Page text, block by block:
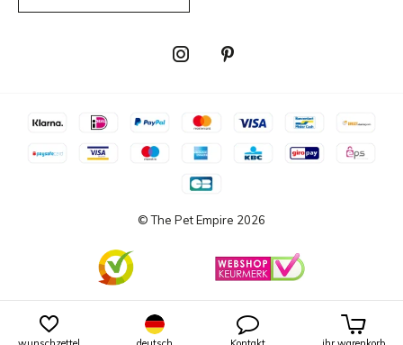
© The Pet Empire 2026